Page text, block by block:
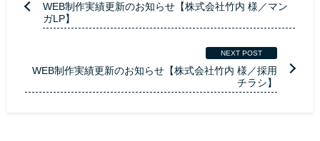
WEB制作実績更新のお知らせ【株式会社竹内 様／マン
ガLP】
NEXT POST
WEB制作実績更新のお知らせ【株式会社竹内 様／採用
チラシ】